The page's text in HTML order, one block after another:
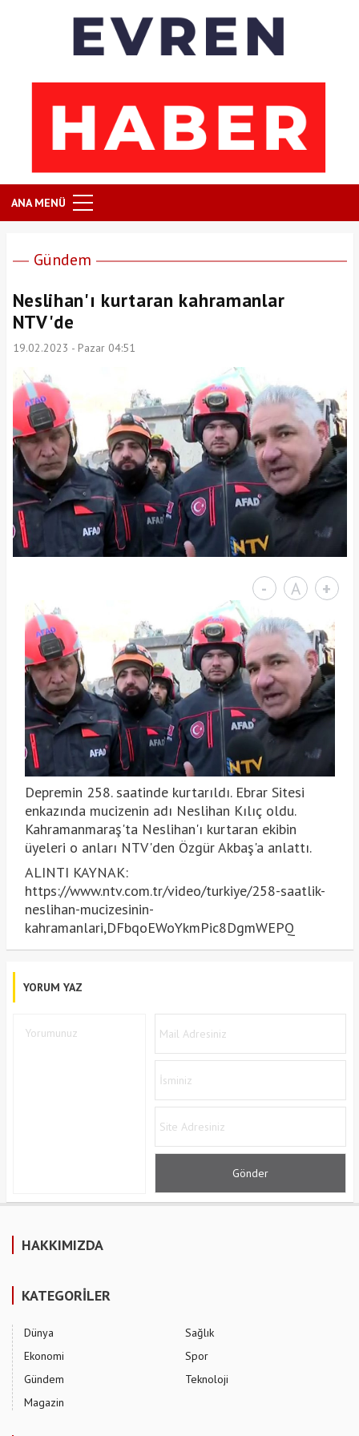
ANA MENÜ
Gündem
Neslihan'ı kurtaran kahramanlar
NTV'de
19.02.2023 - Pazar 04:51
- A +
Depremin 258. saatinde kurtarıldı. Ebrar Sitesi
enkazında mucizenin adı Neslihan Kılıç oldu.
Kahramanmaraş'ta Neslihan'ı kurtaran ekibin
üyeleri o anları NTV'den Özgür Akbaş'a anlattı.
ALINTI KAYNAK:
https://www.ntv.com.tr/video/turkiye/258-saatlik-
neslihan-mucizesinin-
kahramanlari,DFbqoEWoYkmPic8DgmWEPQ
YORUM YAZ
HAKKIMIZDA
KATEGORİLER
Dünya
Ekonomi
Gündem
Magazin
Sağlık
Spor
Teknoloji